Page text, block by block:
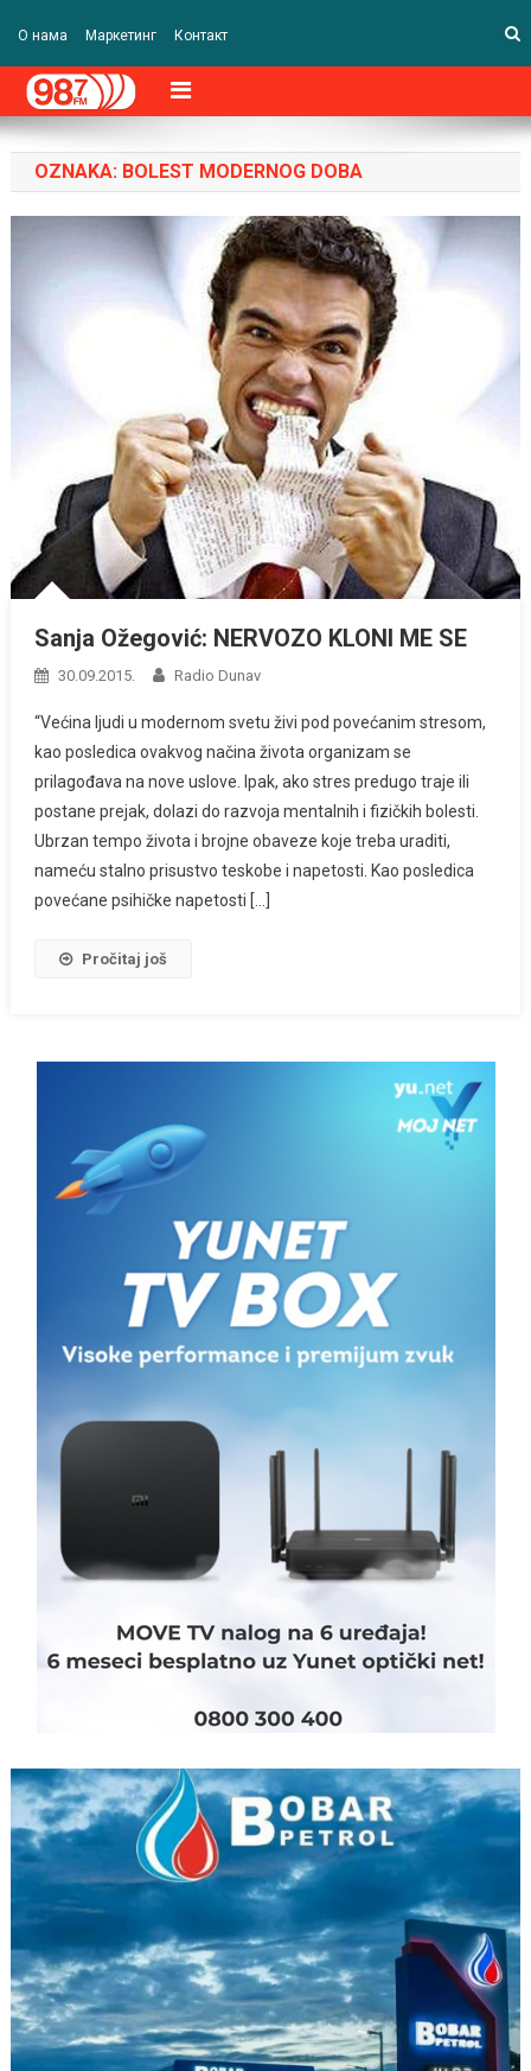
О нама Маркетинг Контакт
OZNAKA: BOLEST MODERNOG DOBA
Sanja Ožegović: NERVOZO KLONI ME SE
30.09.2015. Radio Dunav
“Većina ljudi u modernom svetu živi pod povećanim stresom,
kao posledica ovakvog načina života organizam se
prilagođava na nove uslove. Ipak, ako stres predugo traje ili
postane prejak, dolazi do razvoja mentalnih i fizičkih bolesti.
Ubrzan tempo života i brojne obaveze koje treba uraditi,
nameću stalno prisustvo teskobe i napetosti. Kao posledica
povećane psihičke napetosti […]
Pročitaj još